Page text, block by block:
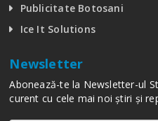
Publicitate Botosani
Ice It Solutions
Newsletter
Abonează-te la Newsletter-ul
curent cu cele mai noi știri și